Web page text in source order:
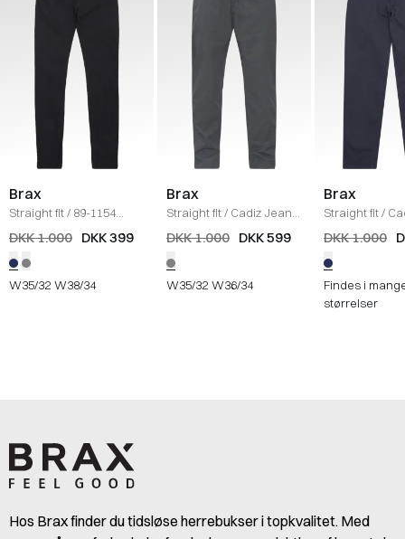
Brax
Straight fit/ 89-1154
Cadiz Jeans
/NAVY
DKK 1.000 DKK 399
W35/32 W38/34
Brax
Straight fit/ Cadiz Jeans
/KOKS
DKK 1.000 DKK 599
W35/32 W36/34
Brax
Straight fit/
/NAVY
DKK 1.000
Findes i
størrelser
Hos Brax finder du tidsløse herrebukser i topkvalitet. Med